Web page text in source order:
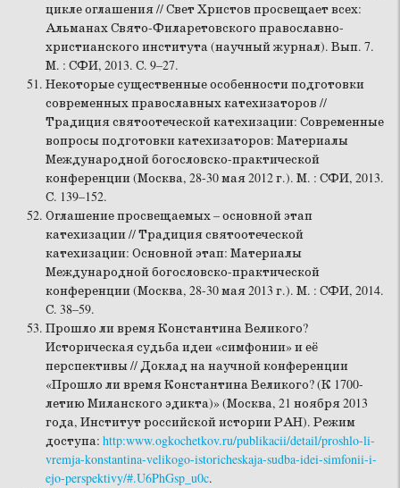
цикле оглашения // Свет Христов просвещает всех:
Альманах Свято-Филаретовского православно-
христианского института (научный журнал). Вып. 7.
М. : СФИ, 2013. С. 9–27.
Некоторые существенные особенности подготовки
современных православных катехизаторов //
Традиция святоотеческой катехизации: Современные
вопросы подготовки катехизаторов: Материалы
Международной богословско-практической
конференции (Москва, 28-30 мая 2012 г.). М. : СФИ, 2013.
С. 139–152.
Оглашение просвещаемых – основной этап
катехизации // Традиция святоотеческой
катехизации: Основной этап: Материалы
Международной богословско-практической
конференции (Москва, 28-30 мая 2013 г.). М. : СФИ, 2014.
С. 38–59.
Прошло ли время Константина Великого?
Историческая судьба идеи «симфонии» и её
перспективы // Доклад на научной конференции
«Прошло ли время Константина Великого? (К 1700-
летию Миланского эдикта)» (Москва, 21 ноября 2013
года, Институт российской истории РАН). Режим
доступа: http:www.ogkochetkov.ru/publikacii/detail/proshlo-li-
vremja-konstantina-velikogo-istoricheskaja-sudba-idei-simfonii-i-
ejo-perspektivy/#.U6PhGsp_u0c.